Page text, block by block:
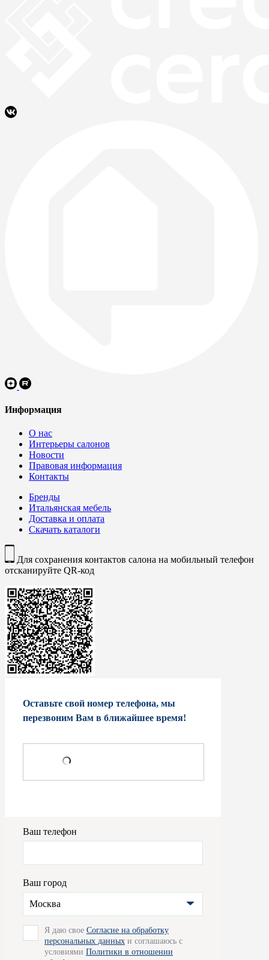
Информация
О нас
Интерьеры салонов
Новости
Правовая информация
Контакты
Бренды
Итальянская мебель
Доставка и оплата
Скачать каталоги
Для сохранения контактов салона на мобильный телефон
отсканируйте QR-код
Оставьте свой номер телефона, мы
перезвоним Вам в ближайшее время!
Ваш телефон
Ваш город
Москва
Я даю свое Согласие на обработку
персональных данных и соглашаюсь с
условиями Политики в отношении